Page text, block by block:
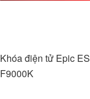
Khóa điện tử Epic ES
F9000K